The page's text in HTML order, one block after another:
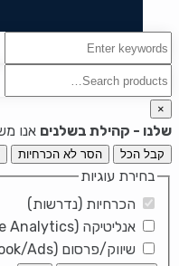
חיפוש
חיפוש
×
שלנו - קהילת בשלנים אנו
קבל הכל הסר לא הכרחיות
בחירת עוגיות
הכרחיות (נדרשות)
אנליטיקה (Google Analytics)
שיווק/פרסום (Facebook/Ads)